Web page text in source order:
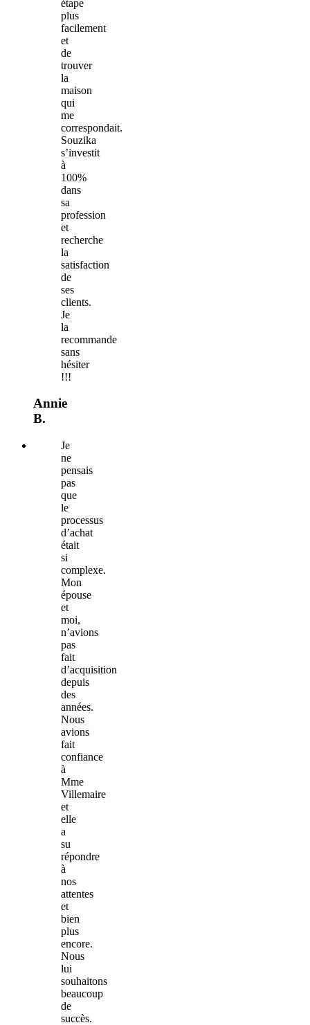
étape
plus
facilement
et
de
trouver
la
maison
qui
me
correspondait.
Souzika
s’investit
à
100%
dans
sa
profession
et
recherche
la
satisfaction
de
ses
clients.
Je
la
recommande
sans
hésiter
!!!
Annie
B.
Je
ne
pensais
pas
que
le
processus
d’achat
était
si
complexe.
Mon
épouse
et
moi,
n’avions
pas
fait
d’acquisition
depuis
des
années.
Nous
avions
fait
confiance
à
Mme
Villemaire
et
elle
a
su
répondre
à
nos
attentes
et
bien
plus
encore.
Nous
lui
souhaitons
beaucoup
de
succès.